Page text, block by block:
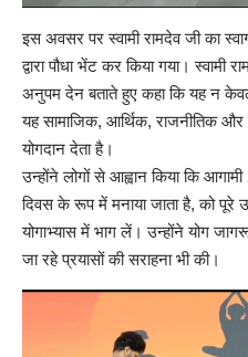
इस अवसर पर स्वामी रामदेव जी का
द्वारा पौधा भेंट कर किया गया। स्वामी
अनुपम देन बताते हुए कहा कि यह न
यह सामाजिक, आर्थिक, राजनीतिक और
योगदान देता है।
उन्होंने लोगों से आह्वान किया कि
दिवस के रूप में मनाया जाता है, को पूरे
योगाभ्यास में भाग लें। उन्होंने योग
जा रहे प्रयासों की सराहना भी की।